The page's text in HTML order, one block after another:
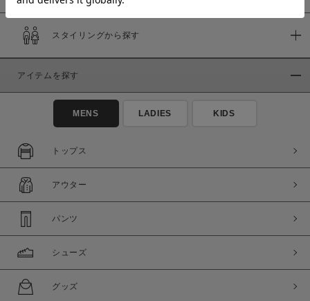
価格
～
商品タイプ
通常商品 予約商品
在庫
在庫あり 在庫なし含む
スタイリングから探す
アイテムを探す
MENS LADIES KIDS
トップス
アウター
パンツ
シューズ
グッズ